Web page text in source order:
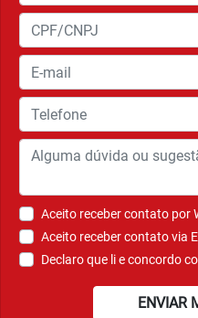
Aceito receber contato por
Aceito receber contato via
Declaro que li e concordo
ENVIAR